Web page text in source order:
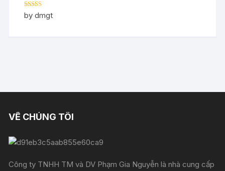
Rated5out
of 5
by dmgt
VỀ CHÚNG TÔI
Công ty TNHH TM và DV Phạm Gia Nguyễn là nhà cung cấp